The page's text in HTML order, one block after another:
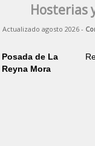
Hosterias
Actualizado agosto 2026 -
Posada de La
Reyna Mora